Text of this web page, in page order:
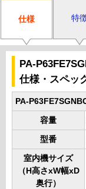
仕様 特
PA-
仕様・スペッ
PA-
容量
型番
室内機サイズ
（H高さxW幅xD
奥行）